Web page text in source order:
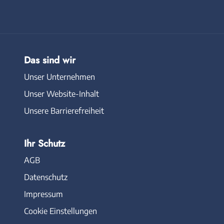
Das sind wir
Unser Unternehmen
Unser Website-Inhalt
Unsere Barrierefreiheit
Ihr Schutz
AGB
Datenschutz
Impressum
Cookie Einstellungen